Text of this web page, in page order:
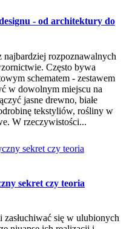
- od architektury do
rozpoznawalnych
Często bywa
schematem - zestawem
w dowolnym miejscu na
jasne drewno, białe
tekstyliów, rośliny w
W rzeczywistości...
sekret czy teoria
się w ulubionych